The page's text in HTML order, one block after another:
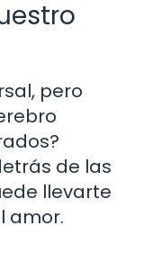
pero
de las
llevarte
amor.